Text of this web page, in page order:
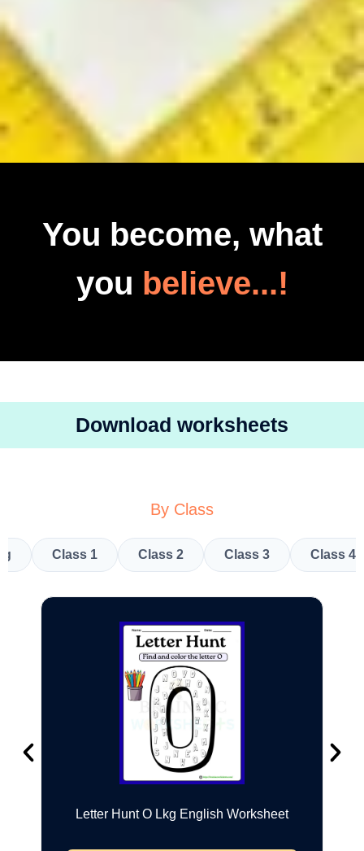
You become, what
you believe...!
Download worksheets
By Class
Class 1 Class 2 Class 3 Class 4
Letter Hunt O Lkg English Worksheet